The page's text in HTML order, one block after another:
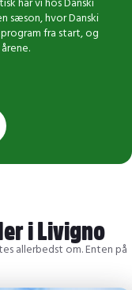
sæson, hvor Danski
fra start, og
i Livigno
allerbedst om. Enten på